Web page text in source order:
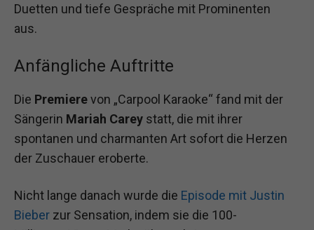
Duetten und tiefe Gespräche mit Prominenten
aus.
Anfängliche Auftritte
Die Premierevon „Carpool Karaoke“ fand mit der
Sängerin Mariah Carey statt, die mit ihrer
spontanen und charmanten Art sofort die Herzen
der Zuschauer eroberte.
Nicht lange danach wurde die Episode mit Justin
Bieber zur Sensation, indem sie die 100-